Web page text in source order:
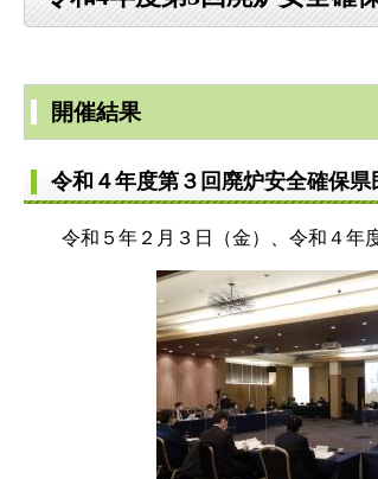
開催結果
令和４年度第３回廃炉安全確保県
令和５年２月３日（金）、令和４年